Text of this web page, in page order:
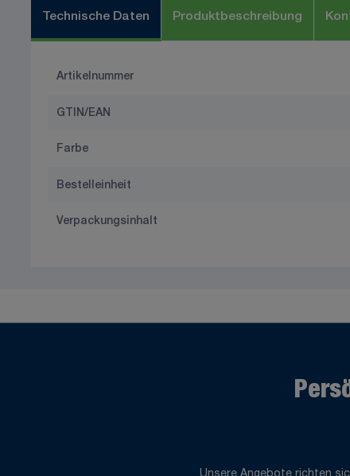
Technische Daten Produktbeschreibung
Artikelnummer
GTIN/EAN
Farbe
Bestelleinheit
Verpackungsinhalt